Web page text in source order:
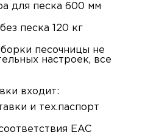
для песка 600 мм
песка 120 кг
песочницы не
настроек, все
входит:
и тех.паспорт
EAC